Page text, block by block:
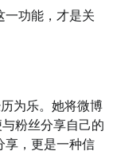
一功能，才是关
为乐。她将微博
粉丝分享自己的
享，更是一种信